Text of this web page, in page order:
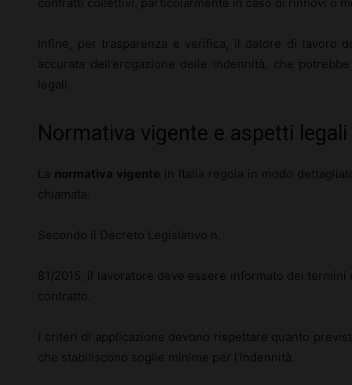
Infine, per trasparenza e verifica, il datore di lavoro
accurata dell’erogazione delle indennità, che
legali.
Normativa vigente e aspetti legali
La normativa vigente in Italia regola in modo
chiamata.
Secondo il Decreto Legislativo n.
81/2015, il lavoratore deve essere informato dei
contratto.
I criteri di applicazione devono rispettare quanto
che stabiliscono soglie minime per l’indennità.